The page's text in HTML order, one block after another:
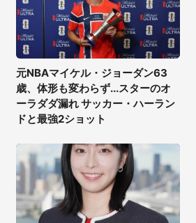
元NBAマイケル・ジョーダン63
歳、体形も変わらず...スターのオ
ーラダダ漏れ サッカー・ハーラン
ドと最強2ショット